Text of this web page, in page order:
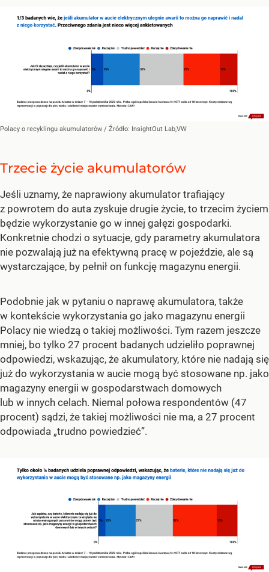
Polacy o recyklingu akumulatorów / Źródło: InsightOut Lab,VW
Trzecie życie akumulatorów
Jeśli uznamy, że naprawiony akumulator trafiający
z powrotem do auta zyskuje drugie życie, to trzecim życiem
będzie wykorzystanie go w innej gałęzi gospodarki.
Konkretnie chodzi o sytuacje, gdy parametry akumulatora
nie pozwalają już na efektywną pracę w pojeździe, ale są
wystarczające, by pełnił on funkcję magazynu energii.
Podobnie jak w pytaniu o naprawę akumulatora, także
w kontekście wykorzystania go jako magazynu energii
Polacy nie wiedzą o takiej możliwości. Tym razem jeszcze
mniej, bo tylko 27 procent badanych udzieliło poprawnej
odpowiedzi, wskazując, że akumulatory, które nie nadają się
już do wykorzystania w aucie mogą być stosowane np. jako
magazyny energii w gospodarstwach domowych
lub w innych celach. Niemal połowa respondentów (47
procent) sądzi, że takiej możliwości nie ma, a 27 procent
odpowiada „trudno powiedzieć”.